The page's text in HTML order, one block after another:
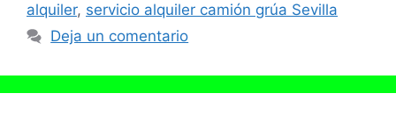
alquiler, servicio alquiler camión grúa Sevilla
Deja un comentario